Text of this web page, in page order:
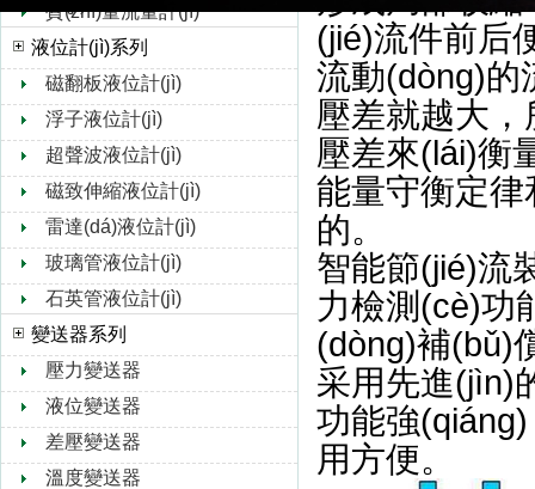
質(zhì)量流量計(jì)
液位計(jì)系列
磁翻板液位計(jì)
浮子液位計(jì)
超聲波液位計(jì)
磁致伸縮液位計(jì)
雷達(dá)液位計(jì)
玻璃管液位計(jì)
石英管液位計(jì)
變送器系列
壓力變送器
液位變送器
差壓變送器
溫度變送器
(jié)流件前后便
流動(dòng)的
壓差就越大
壓差來(lái)衡
能量守衡定
的。
智能節(jié)流
力檢測(cè)功
(dòng)補(bǔ)
采用先進(jìn)
功能強(qiáng)
用方便。